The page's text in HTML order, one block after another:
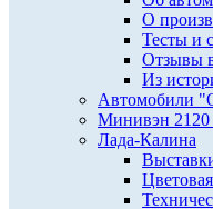
О
Тесты и
Отзывы
Из
Автомобили
Минивэн 2120
Лада-Калина